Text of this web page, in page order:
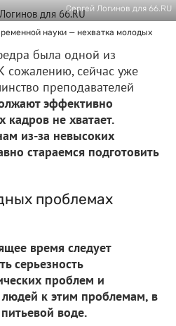
Сергей Логинов для 66.RU
науки — нехватка молодых
была одной из
сейчас уже
преподавателей
эффективно
не хватает.
из-за невысоких
стараемся подготовить
проблемах
время следует
серьезность
проблем и
к этим проблемам, в
воде.